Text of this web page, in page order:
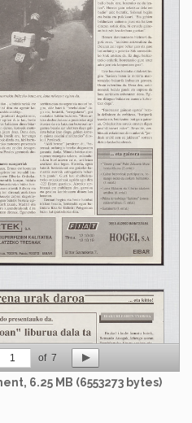
1 of 7
6.25 MB (6553273 bytes)